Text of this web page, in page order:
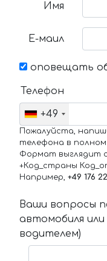
Имя
Е-маил
оповещать
Телефон
+49
Пожалуйста,
телефона в
Формат выглядит
+Код_страны
Например, +49 176
Ваши вопросы
автомобиля
водителем)